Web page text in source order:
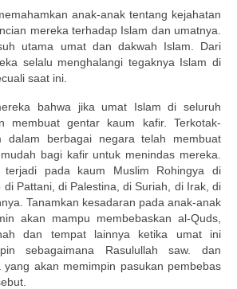
anak-anak tentang kejahatan
mereka terhadap Islam dan umatnya.
utama umat dan dakwah Islam. Dari
selalu menghalangi tegaknya Islam di
saat ini.
bahwa jika umat Islam di seluruh
membuat gentar kaum kafir. Terkotak-
dalam berbagai negara telah membuat
bagi kafir untuk menindas mereka.
terjadi pada kaum Muslim Rohingya di
di Pattani, di Palestina, di Suriah, di Irak, di
Tanamkan kesadaran pada anak-anak
akan mampu membebaskan al-Quds,
dan tempat lainnya ketika umat ini
sebagaimana Rasulullah saw. dan
yang akan memimpin pasukan pembebas